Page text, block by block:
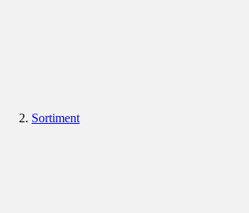
Sortiment